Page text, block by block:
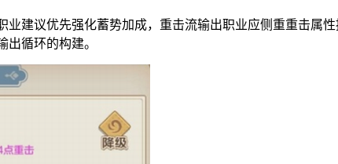
业建议优先强化蓄势加成，重击流输出职业应侧重重击属
循环的构建。